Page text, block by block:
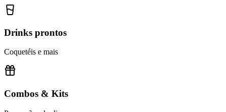
Drinks prontos
Coquetéis e mais
Combos & Kits